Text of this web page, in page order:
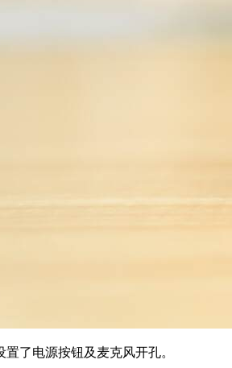
了电源按钮及麦克风开孔。